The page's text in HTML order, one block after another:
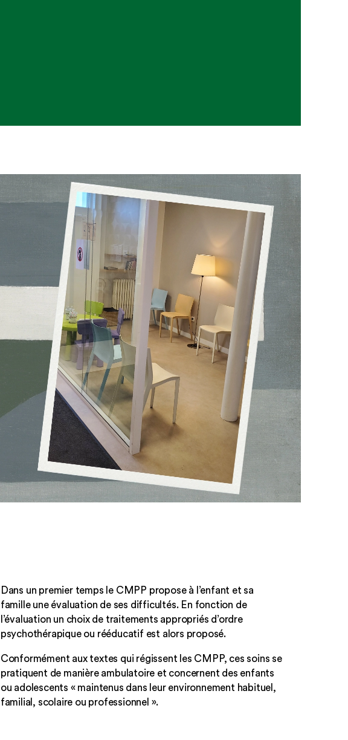
Dans un premier temps le CMPP propose à l’enfant et sa
famille une évaluation de ses difficultés. En fonction de
l’évaluation un choix de traitements appropriés d’ordre
psychothérapique ou rééducatif est alors proposé.
Conformément aux textes qui régissent les CMPP, ces soins se
pratiquent de manière ambulatoire et concernent des enfants
ou adolescents « maintenus dans leur environnement habituel,
familial, scolaire ou professionnel ».